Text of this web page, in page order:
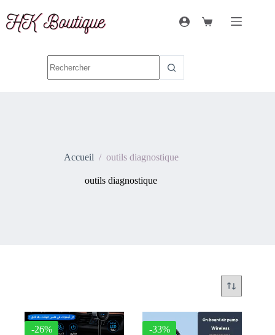
Accueil / outils diagnostique
outils diagnostique
-26% -33%